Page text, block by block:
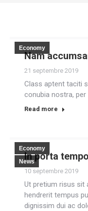
Economy
Nam
21 septembre 2019
Class aptent taciti
conubia nostra,
Read more
Economy
News
In porta
10 septembre 2019
Ut pretium risus sit
hendrerit tempus
dignissim dui ac